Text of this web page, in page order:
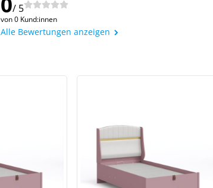
/ 5
von 0 Kund:innen
Alle Bewertungen anzeigen